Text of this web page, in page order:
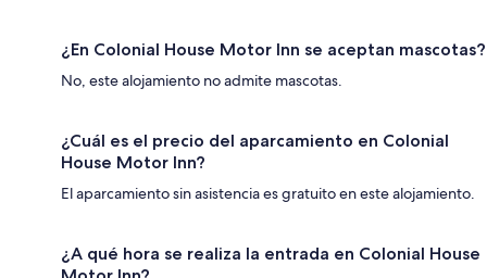
¿En Colonial House Motor Inn se aceptan mascotas?
No, este alojamiento no admite mascotas.
¿Cuál es el precio del aparcamiento en Colonial
House Motor Inn?
El aparcamiento sin asistencia es gratuito en este alojamiento.
¿A qué hora se realiza la entrada en Colonial House